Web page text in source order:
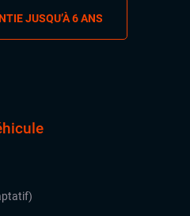
JUSQU’À 6 ANS